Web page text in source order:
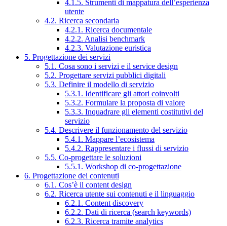
4.1.5. Strumenti di mappatura dell’esperienza
utente
4.2. Ricerca secondaria
4.2.1. Ricerca documentale
4.2.2. Analisi benchmark
4.2.3. Valutazione euristica
5. Progettazione dei servizi
5.1. Cosa sono i servizi e il service design
5.2. Progettare servizi pubblici digitali
5.3. Definire il modello di servizio
5.3.1. Identificare gli attori coinvolti
5.3.2. Formulare la proposta di valore
5.3.3. Inquadrare gli elementi costitutivi del
servizio
5.4. Descrivere il funzionamento del servizio
5.4.1. Mappare l’ecosistema
5.4.2. Rappresentare i flussi di servizio
5.5. Co-progettare le soluzioni
5.5.1. Workshop di co-progettazione
6. Progettazione dei contenuti
6.1. Cos’è il content design
6.2. Ricerca utente sui contenuti e il linguaggio
6.2.1. Content discovery
6.2.2. Dati di ricerca (search keywords)
6.2.3. Ricerca tramite analytics